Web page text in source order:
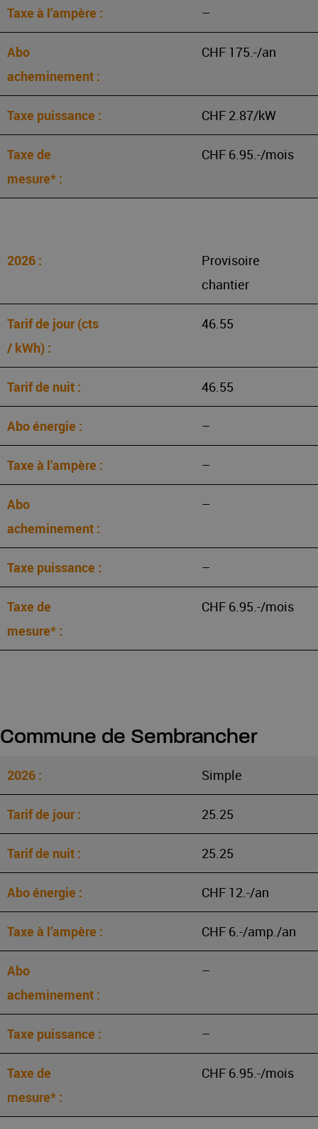
–
CHF 175.-/an
CHF 2.87/kW
CHF 6.95.-/mois
Provisoire
chantier
46.55
46.55
–
–
–
–
CHF 6.95.-/mois
Commune de Sembrancher
Simple
25.25
25.25
CHF 12.-/an
CHF 6.-/amp./an
–
–
CHF 6.95.-/mois